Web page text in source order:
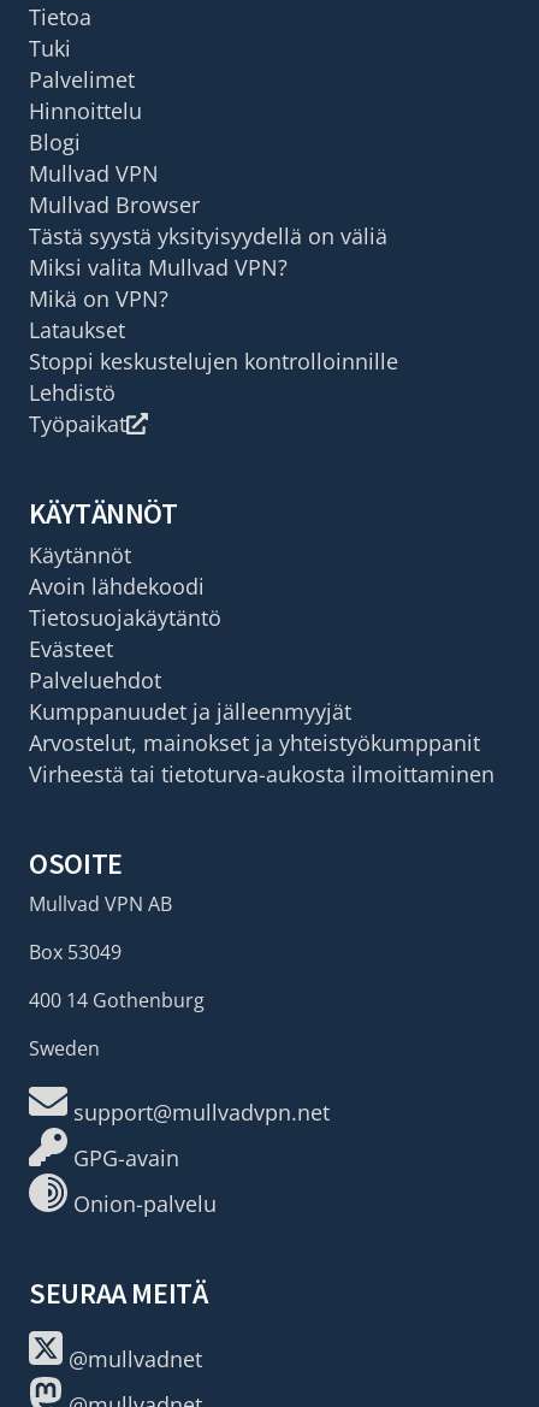
Tietoa
Tuki
Palvelimet
Hinnoittelu
Blogi
Mullvad VPN
Mullvad Browser
Tästä syystä yksityisyydellä on väliä
Miksi valita Mullvad VPN?
Mikä on VPN?
Lataukset
Stoppi keskustelujen kontrolloinnille
Lehdistö
Työpaikat
KÄYTÄNNÖT
Käytännöt
Avoin lähdekoodi
Tietosuojakäytäntö
Evästeet
Palveluehdot
Kumppanuudet ja jälleenmyyjät
Arvostelut, mainokset ja yhteistyökumppanit
Virheestä tai tietoturva-aukosta ilmoittaminen
OSOITE
Mullvad VPN AB
Box 53049
400 14 Gothenburg
Sweden
support@mullvadvpn.net
GPG-avain
Onion-palvelu
SEURAA MEITÄ
@mullvadnet